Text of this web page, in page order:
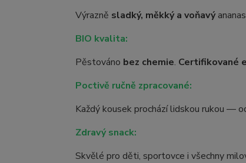
Výrazně sladký, měkký a voňavý
BIO kvalita:
Pěstováno bez chemie. Certifikované
Poctivě ručně zpracované:
Každý kousek prochází lidskou rukou —
Zdravý snack:
Skvělé pro děti, sportovce i všechny